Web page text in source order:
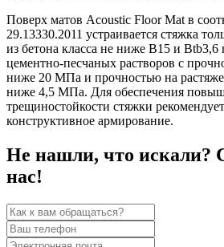
Поверх матов Acoustic Floor Mat в
29.13330.2011 устраивается стяжка
из бетона класса не ниже В15 и
цементно-песчаных растворов с
ниже 20 МПа и прочностью на
ниже 4,5 МПа. Для обеспечения
трещиностойкости стяжки
конструктивное армирование.
Не нашли, что искали?
нас!